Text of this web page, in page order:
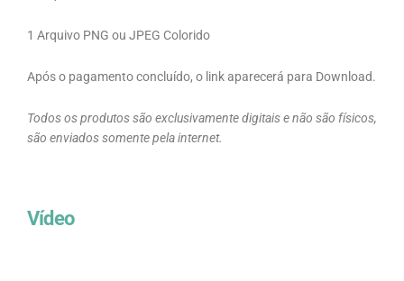
1 Arquivo PNG ou JPEG Colorido
Após o pagamento concluído, o link aparecerá para Download.
Todos os produtos são exclusivamente digitais e não são físicos,
são enviados somente pela internet.
Vídeo